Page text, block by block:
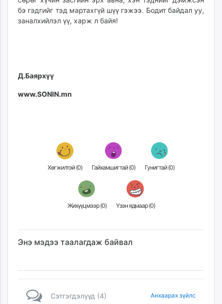
бэ гэдгийг тэд мартахгүй шүү гэжээ. Бодит байдал уу,
заналхийлэл үү, харж л байя!
Д.Баярхүү
www.SONIN.mn
Хөгжилтэй (0) Гайхамшигтай (0) Гунигтай (0)
Жихүүцмээр (0) Үзэн ядмаар (0)
Энэ мэдээ таалагдаж байвал
Сэтгэгдэлүүд (4) Анхаарах зүйлс